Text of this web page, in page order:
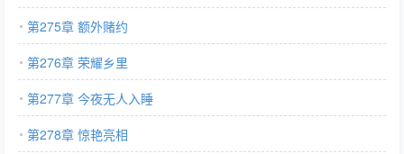
第275章 额外赌约
第276章 荣耀乡里
第277章 今夜无人入睡
第278章 惊艳亮相